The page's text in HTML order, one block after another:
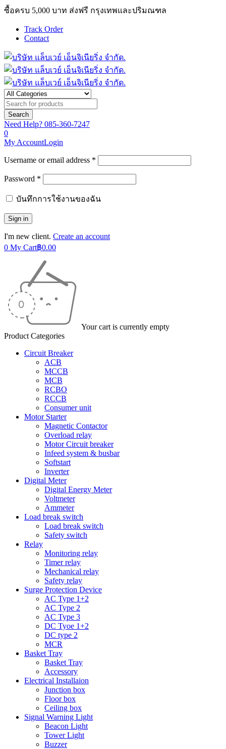
ซื้อครบ 5,000 บาท ส่งฟรี กรุงเทพและปริมณฑล
Track Order
Contact
Need Help? 085-360-7247
0
My AccountLogin
Username or email address *
Password *
บันทึกการใช้งานของฉัน
I'm new client. Create an account
0 My Cart฿0.00
Your cart is currently empty
Product Categories
Circuit Breaker
ACB
MCCB
MCB
RCBO
RCCB
Consumer unit
Motor Starter
Magnetic Contactor
Overload relay
Motor Circuit breaker
Infeed system & busbar
Softstart
Inverter
Digital Meter
Digital Energy Meter
Voltmeter
Ammeter
Load break switch
Load break switch
Safety switch
Relay
Monitoring relay
Timer relay
Mechanical relay
Safety relay
Surge Protection Device
AC Type 1+2
AC Type 2
AC Type 3
DC Tyoe 1+2
DC type 2
MCR
Basket Tray
Basket Tray
Accessory
Electrical Installaion
Junction box
Floor box
Ceiling box
Signal Warning Light
Beacon Light
Tower Light
Buzzer